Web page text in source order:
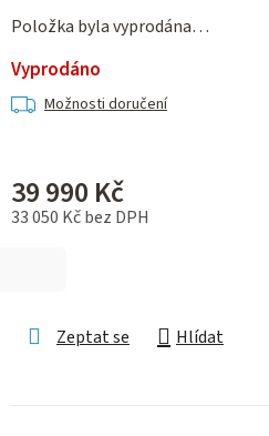
Položka byla vyprodána…
Vyprodáno
Možnosti doručení
39 990 Kč
33 050 Kč bez DPH
Zeptat se Hlídat